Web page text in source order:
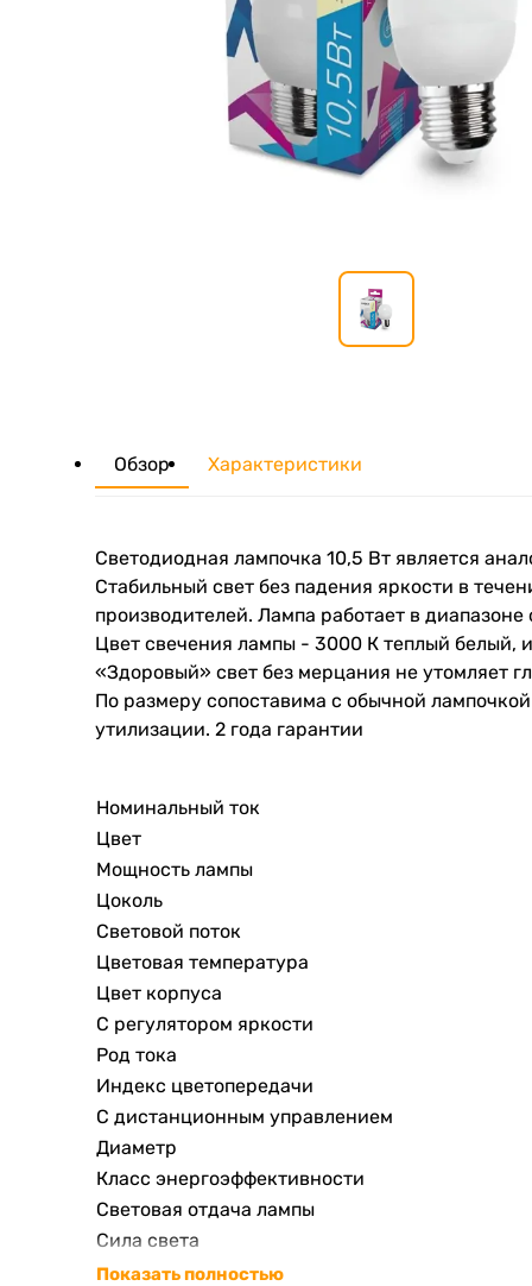
Обзор Характеристики
Светодиодная лампочка 10,5 Вт является
Стабильный свет без падения яркости в
производителей. Лампа работает в
Цвет свечения лампы - 3000 К теплый белый,
«Здоровый» свет без мерцания не утомляет
По размеру сопоставима с обычной
утилизации. 2 года гарантии
Номинальный ток
Цвет
Мощность лампы
Цоколь
Световой поток
Цветовая температура
Цвет корпуса
С регулятором яркости
Род тока
Индекс цветопередачи
С дистанционным управлением
Диаметр
Класс энергоэффективности
Световая отдача лампы
Сила света
Форма колбы лампы
Показать полностью